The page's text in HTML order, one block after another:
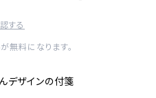
する
料になります。
デザインの付箋